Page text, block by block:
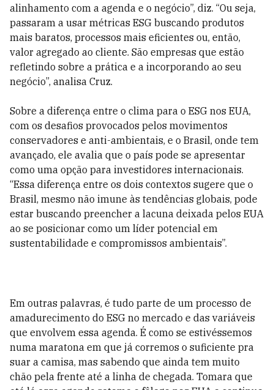
alinhamento com a agenda e o negócio”, diz. “Ou seja,
passaram a usar métricas ESG buscando produtos
mais baratos, processos mais eficientes ou, então,
valor agregado ao cliente. São empresas que estão
refletindo sobre a prática e a incorporando ao seu
negócio”, analisa Cruz.
Sobre a diferença entre o clima para o ESG nos EUA,
com os desafios provocados pelos movimentos
conservadores e anti-ambientais, e o Brasil, onde tem
avançado, ele avalia que o país pode se apresentar
como uma opção para investidores internacionais.
“Essa diferença entre os dois contextos sugere que o
Brasil, mesmo não imune às tendências globais, pode
estar buscando preencher a lacuna deixada pelos EUA
ao se posicionar como um líder potencial em
sustentabilidade e compromissos ambientais”.
Em outras palavras, é tudo parte de um processo de
amadurecimento do ESG no mercado e das variáveis
que envolvem essa agenda. É como se estivéssemos
numa maratona em que já corremos o suficiente pra
suar a camisa, mas sabendo que ainda tem muito
chão pela frente até a linha de chegada. Tomara que